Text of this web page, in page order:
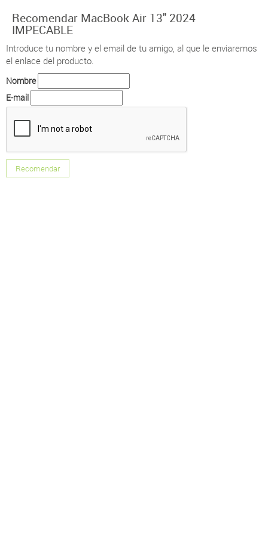
Recomendar MacBook Air 13" 2024
IMPECABLE
Introduce tu nombre y el email de tu amigo, al que le enviaremos
el enlace del producto.
Nombre
E-mail